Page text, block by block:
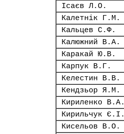
Ісаєв Л.О.
Калетнік Г.М.
Кальцев С.Ф.
Калюжний В.А.
Каракай Ю.В.
Карпук В.Г.
Келестин В.В.
Кендзьор Я.М.
Кириленко В.А.
Кирильчук Є.І.
Кисельов В.О.